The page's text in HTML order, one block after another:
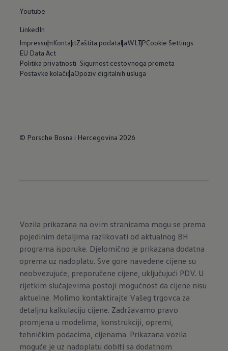
Youtube
LinkedIn
ImpressumKontaktZaštita podatakaWLTPCookie Settings
EU Data Act
Politika privatnosti_Sigurnost cestovnoga prometa
Postavke kolačićaOpoziv digitalnih usluga
© Porsche Bosna i Hercegovina 2026
Vozila prikazana na ovim stranicama mogu se prema
pojedinim detaljima razlikovati od aktualnog BH
programa isporuke. Djelomično je prikazana dodatna
oprema uz nadoplatu. Sve gore navedene cijene su
neobvezujuće, preporučene cijene, uključujući PDV. U
rijetkim slučajevima postoji mogućnost da cijene nisu
aktuelne. Molimo kontaktirajte Vašeg trgovca za
detaljnu kalkulaciju cijene. Zadržavamo pravo
promjena u modelima, konstrukciji, opremi,
tehničkim podacima, cijenama. Prikazana vozila
moguće je uz nadoplatu dobiti sa dodatnom